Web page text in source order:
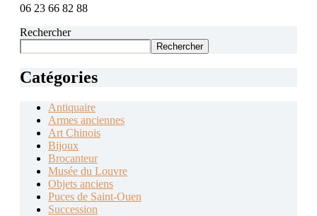
06 23 66 82 88
Rechercher
Rechercher
Catégories
Antiquaire
Armes anciennes
Art Chinois
Bijoux
Brocanteur
Musée du Louvre
Objets anciens
Puces de Saint-Ouen
Succession